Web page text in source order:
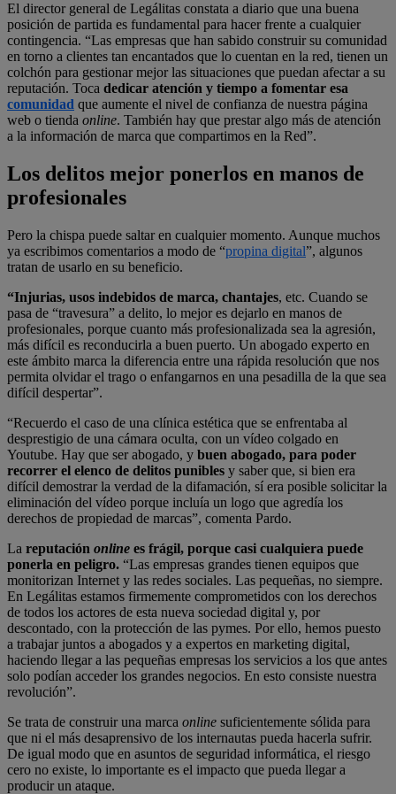
El director general de Legálitas constata a diario que una buena
posición de partida es fundamental para hacer frente a cualquier
contingencia. “Las empresas que han sabido construir su comunidad
en torno a clientes tan encantados que lo cuentan en la red, tienen un
colchón para gestionar mejor las situaciones que puedan afectar a su
reputación. Toca dedicar atención y tiempo a fomentar esa
comunidad que aumente el nivel de confianza de nuestra página
web o tienda online. También hay que prestar algo más de atención
a la información de marca que compartimos en la Red”.
Los delitos mejor ponerlos en manos de
profesionales
Pero la chispa puede saltar en cualquier momento. Aunque muchos
ya escribimos comentarios a modo de “propina digital”, algunos
tratan de usarlo en su beneficio.
“Injurias, usos indebidos de marca, chantajes, etc. Cuando se
pasa de “travesura” a delito, lo mejor es dejarlo en manos de
profesionales, porque cuanto más profesionalizada sea la agresión,
más difícil es reconducirla a buen puerto. Un abogado experto en
este ámbito marca la diferencia entre una rápida resolución que nos
permita olvidar el trago o enfangarnos en una pesadilla de la que sea
difícil despertar”.
“Recuerdo el caso de una clínica estética que se enfrentaba al
desprestigio de una cámara oculta, con un vídeo colgado en
Youtube. Hay que ser abogado, y buen abogado, para poder
recorrer el elenco de delitos punibles y saber que, si bien era
difícil demostrar la verdad de la difamación, sí era posible solicitar la
eliminación del vídeo porque incluía un logo que agredía los
derechos de propiedad de marcas”, comenta Pardo.
La reputación online es frágil, porque casi cualquiera puede
ponerla en peligro. “Las empresas grandes tienen equipos que
monitorizan Internet y las redes sociales. Las pequeñas, no siempre.
En Legálitas estamos firmemente comprometidos con los derechos
de todos los actores de esta nueva sociedad digital y, por
descontado, con la protección de las pymes. Por ello, hemos puesto
a trabajar juntos a abogados y a expertos en marketing digital,
haciendo llegar a las pequeñas empresas los servicios a los que antes
solo podían acceder los grandes negocios. En esto consiste nuestra
revolución”.
Se trata de construir una marca online suficientemente sólida para
que ni el más desaprensivo de los internautas pueda hacerla sufrir.
De igual modo que en asuntos de seguridad informática, el riesgo
cero no existe, lo importante es el impacto que pueda llegar a
producir un ataque.